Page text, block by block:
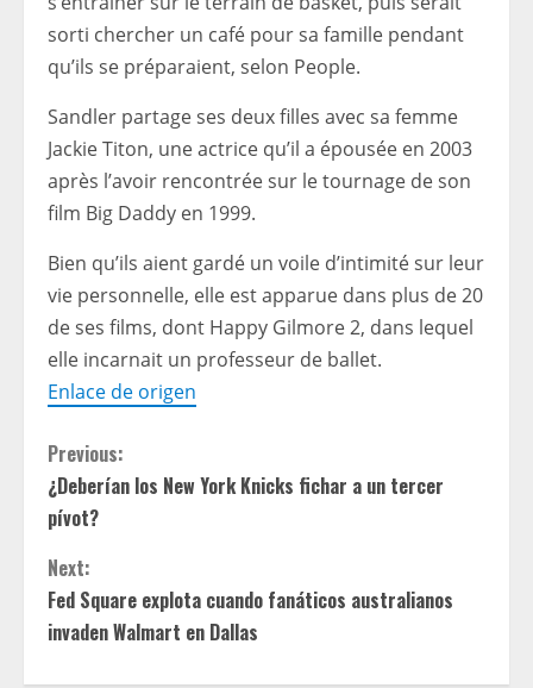
sorti chercher un café pour sa famille pendant
qu’ils se préparaient, selon People.
Sandler partage ses deux filles avec sa femme
Jackie Titon, une actrice qu’il a épousée en 2003
après l’avoir rencontrée sur le tournage de son
film Big Daddy en 1999.
Bien qu’ils aient gardé un voile d’intimité sur leur
vie personnelle, elle est apparue dans plus de 20
de ses films, dont Happy Gilmore 2, dans lequel
elle incarnait un professeur de ballet.
Enlace de origen
C
o
n
t
Previous:
¿Deberían los New York Knicks fichar a un tercer
pívot?
Next:
Fed Square explota cuando fanáticos australianos
invaden Walmart en Dallas